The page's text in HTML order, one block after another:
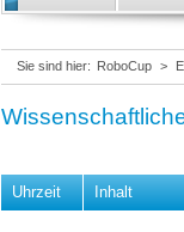
Sie sind hier: RoboCup >
Uhrzeit Inhalt